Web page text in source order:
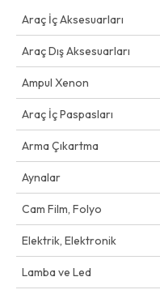
Araç İç Aksesuarları
Araç Dış Aksesuarları
Ampul Xenon
Araç İç Paspasları
Arma Çıkartma
Aynalar
Cam Film, Folyo
Elektrik, Elektronik
Lamba ve Led